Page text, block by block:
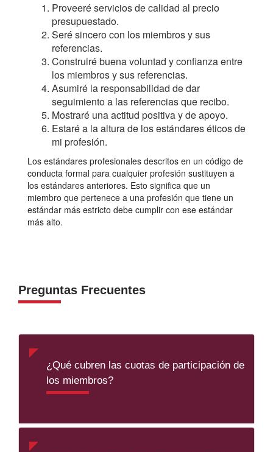
Proveeré servicios de calidad al precio
presupuestado.
Seré sincero con los miembros y sus
referencias.
Construiré buena voluntad y confianza entre
los miembros y sus referencias.
Asumiré la responsabilidad de dar
seguimiento a las referencias que recibo.
Mostraré una actitud positiva y de apoyo.
Estaré a la altura de los estándares éticos de
mi profesión.
Los estándares profesionales descritos en un código de
conducta formal para cualquier profesión sustituyen a
los estándares anteriores. Esto significa que un
miembro que pertenece a una profesión que tiene un
estándar más estricto debe cumplir con ese estándar
más alto.
Preguntas Frecuentes
¿Qué cubren las cuotas de participación de
los miembros?